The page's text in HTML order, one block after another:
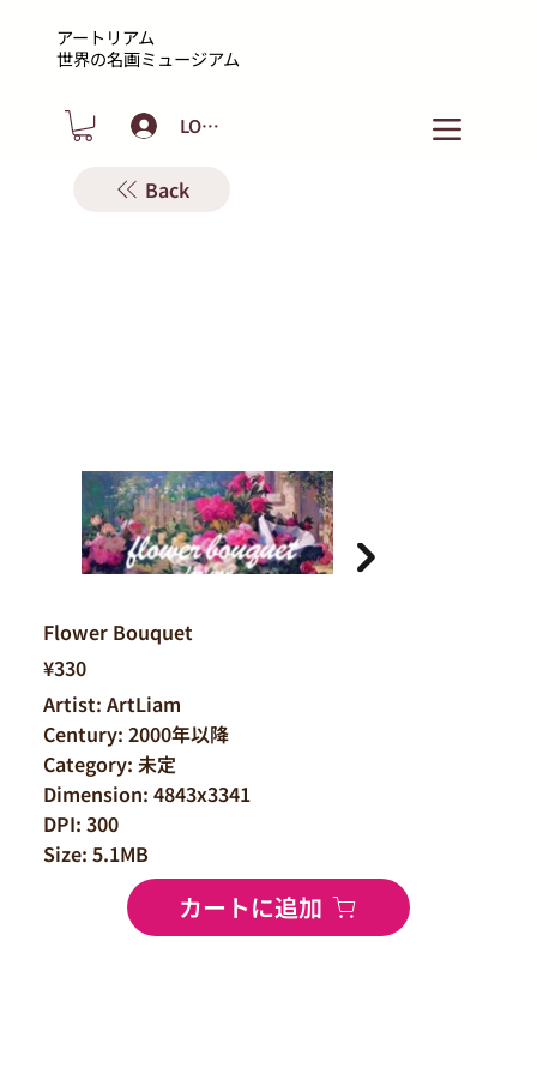
アートリアム
​世界の名画ミュージアム
LOGIN
Back
¥330
Artist: ArtLiam
Century: 2000年以降
Category: 未定
Dimension: 4843x3341
DPI: 300
Size: 5.1MB
カートに追加
Flower Bouquet